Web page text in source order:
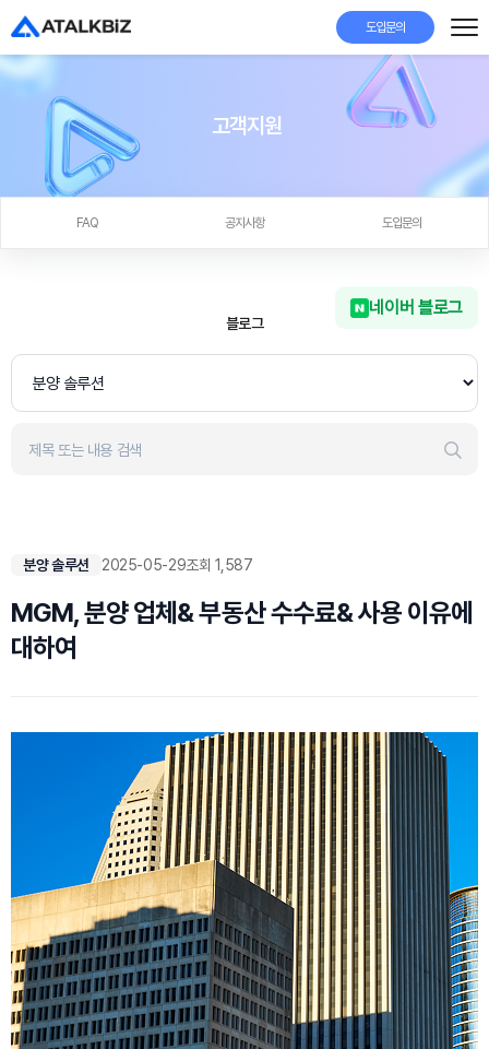
도입문의
고객지원
FAQ 공지사항 도입문의
블로그
네이버 블로그
분양 솔루션 2025-05-29조회 1,587
MGM, 분양 업체& 부동산 수수료& 사용 이유에
대하여